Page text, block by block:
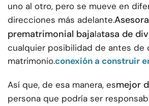
uno al otro, pero se mueve en
direcciones más adelante.
prematrimonial bajalatasa de
cualquier posibilidad de antes de
matrimonio.conexión a construir
Así que, de esa manera, esmejor
persona que podría ser